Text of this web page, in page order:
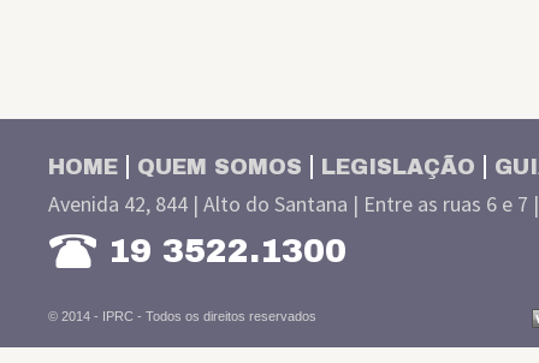
HOME QUEM SOMOS LEGISLAÇÃO
Avenida 42, 844 | Alto do Santana | Entre as ruas 6 e 7
19 3522.1300
© 2014 - IPRC - Todos os direitos reservados